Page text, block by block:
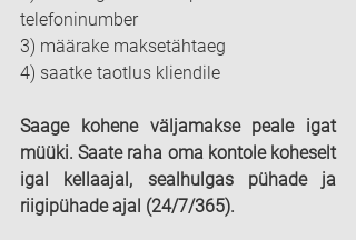
telefoninumber
3) määrake maksetähtaeg
4) saatke taotlus kliendile
Saage kohene väljamakse peale igat
müüki. Saate raha oma kontole koheselt
igal kellaajal, sealhulgas pühade ja
riigipühade ajal (24/7/365).